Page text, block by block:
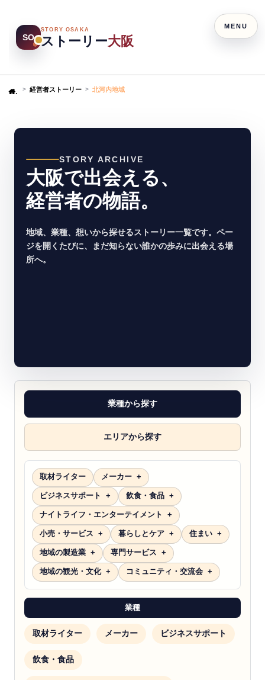
SO
STORY OSAKA
ストーリー大阪
Home 経営者ストーリー 北河内地域
STORY ARCHIVE
大阪で出会える、
経営者の物語。
地域、業種、想いから探せるストーリー一覧です。ペー
ジを開くたびに、まだ知らない誰かの歩みに出会える場
所へ。
業種から探す
エリアから探す
取材ライター メーカー
ビジネスサポート 飲食・食品
ナイトライフ・エンターテイメント
小売・サービス 暮らしとケア 住まい
地域の製造業 専門サービス
地域の観光・文化 コミュニティ・交流会
業種
取材ライター メーカー ビジネスサポート
飲食・食品
MENU